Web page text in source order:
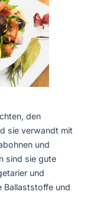
den
sie verwandt mit
und
sind sie gute
und
Ballaststoffe und